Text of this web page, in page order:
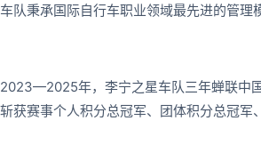
车队秉承国际自行车职业领域最先进的管
2023—2025年，李宁之星车队三年蝉联中
斩获赛事个人积分总冠军、团体积分总冠